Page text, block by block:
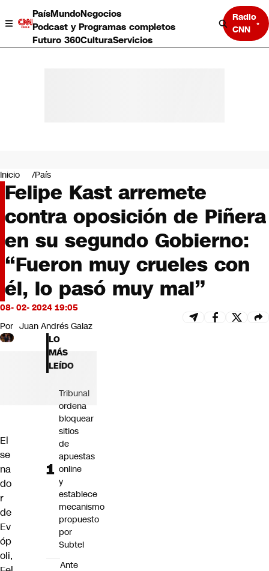
PaísMundoNegocios
Podcast y Programas completos
Futuro 360CulturaServicios
Radio
CNN
Negocios
Deportes
Programas completos
Cultura
Servicios
Bits
CNN tiempo
Futuro 360
Opinión
Inicio País
Felipe Kast arremete
contra oposición de Piñera
en su segundo Gobierno:
“Fueron muy crueles con
él, lo pasó muy mal”
08- 02- 2024 19:05
Por Juan Andrés Galaz
El
se
na
do
r
de
Ev
óp
oli,
LO
MÁS
LEÍDO
Tribunal
ordena
bloquear
sitios
de
apuestas
online
y
establece
mecanismo
propuesto
por
Subtel
Ante